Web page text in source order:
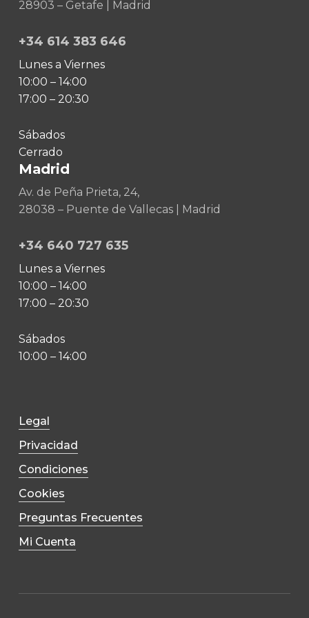
28903 – Getafe | Madrid
+34 614 383 646
Lunes a Viernes
10:00 – 14:00
17:00 – 20:30
Sábados
Cerrado
Madrid
Av. de Peña Prieta, 24,
28038 – Puente de Vallecas | Madrid
+34 640 727 635
Lunes a Viernes
10:00 – 14:00
17:00 – 20:30
Sábados
10:00 – 14:00
Legal
Privacidad
Condiciones
Cookies
Preguntas Frecuentes
Mi Cuenta